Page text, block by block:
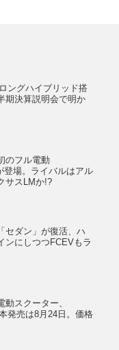
ングハイブリッド搭
期決算説明会で明か
のフル電動
登場。ライバルはアル
サスLMか!?
セダン」が復活、ハ
ンにしつつFCEVもラ
動スクーター、
発売は8月24日。価格